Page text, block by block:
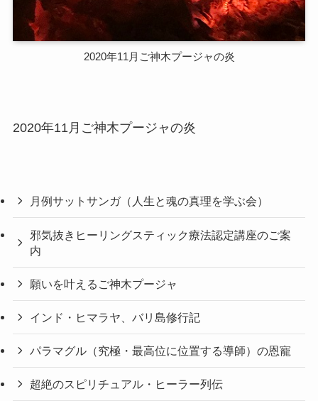
2020年11月ご神木プージャの炎
2020年11月ご神木プージャの炎
月例サットサンガ（人生と魂の真理を学ぶ会）
邪気抜きヒーリングスティック療法認定講座のご案
内
願いを叶えるご神木プージャ
インド・ヒマラヤ、バリ島修行記
パラマグル（究極・最高位に位置する導師）の恩寵
超絶のスピリチュアル・ヒーラー列伝